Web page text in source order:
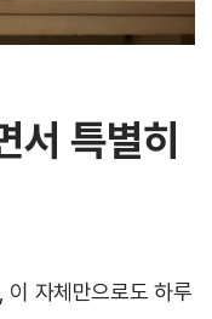
서 특별히
이 자체만으로도 하루